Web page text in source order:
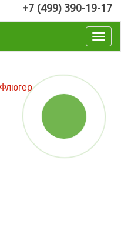
+7 (499) 390-19-17
Флюгер